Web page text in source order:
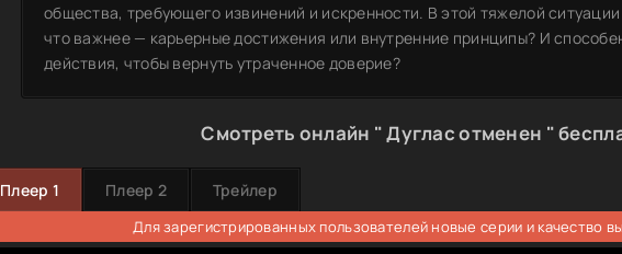
общества, требующего извинений и искренности. В этой тяжелой
что важнее — карьерные достижения или внутренние принципы? И
действия, чтобы вернуть утраченное доверие?
Смотреть онлайн " Дуглас отменен "
Плеер 1 Плеер 2 Трейлер
Для зарегистрированных пользователей новые серии и качество